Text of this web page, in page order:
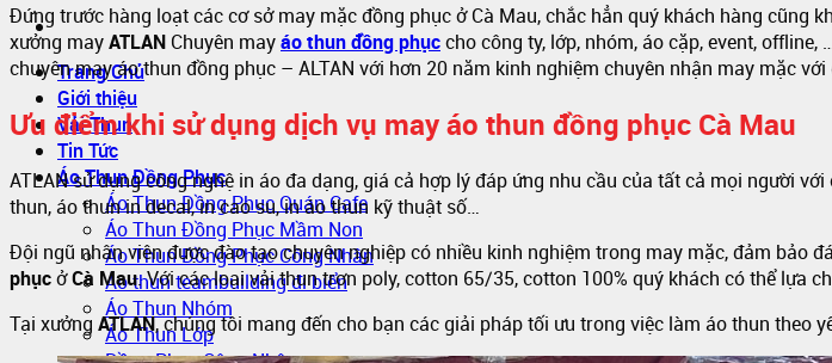
Trang Chủ
Giới thiệu
Vải Thun
Tin Tức
Áo Thun Đồng Phục
Áo Thun Đồng Phục Quán Cafe
Áo Thun Đồng Phục Mầm Non
Áo Thun Đồng Phục Công Nhân
Áo thun teambuilding đi biển
Áo Thun Nhóm
Áo Thun Lớp
Đứng trước hàng loạt các cơ sở may mặc đồng phục ở Cà Mau, chắc hẳn quý khách hàng cũng
xưởng mayATLAN Chuyên mayáo thun đồng phụccho công ty, lớp, nhóm, áo cặp, event,
chuyên may áo thun đồng phục – ALTAN với hơn 20 năm kinh nghiệm chuyên nhận may mặc
Ưu điểm khi sử dụng dịch vụ may áo thun đồng phục Cà Mau
ATLAN sử dụng công nghệ in áo đa dạng, giá cả hợp lý đáp ứng nhu cầu của tất cả mọi người
thun, áo thun in decal, in cao su, in áo thun kỹ thuật số…
Đội ngũ nhân viên được đào tạo chuyên nghiệp có nhiều kinh nghiệm trong may mặc, đảm bảo
phụcởCà Mau. Với các loại vải thun trơn poly, cotton 65/35, cotton 100% quý khách có thể lựa
Tại xưởng ATLAN, chúng tôi mang đến cho bạn các giải pháp tối ưu trong việc làm áo thun theo